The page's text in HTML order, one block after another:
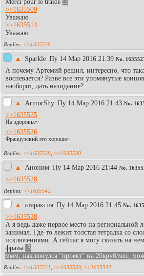
Merci pour le traide :3
>>1635509
Уважаю
>>1635514
Уважаю
>>1635528
▲ Sparkle Пy 14 Мар 2016 21:39 No.
А почему Артемий решил, интересно, что
воспевается? Разве все эти упомянутые
наоборот, дать назидание?
▲ АrmоrShy Пy 14 Мар 2016 21:43 No.
>>1635525
На здоровье~
>>1635526
Французский это хорошо~
>>1635529 >>1635530
▲ Аноним Пy 14 Мар 2016 21:44 No.
>>1635528
>>1635542
▲ атараксия Пy 14 Мар 2016 21:45 No.
>>1635528
А я ведь даже первое место на региональной
занимал. Где-то лежит толстая тетрадка со
исключениями. А сейчас я могу сказать на
фразы :3
ммм, наклюнулся "проект" на 20круб/мес,
>>1635531 >>1635533 >>1635542